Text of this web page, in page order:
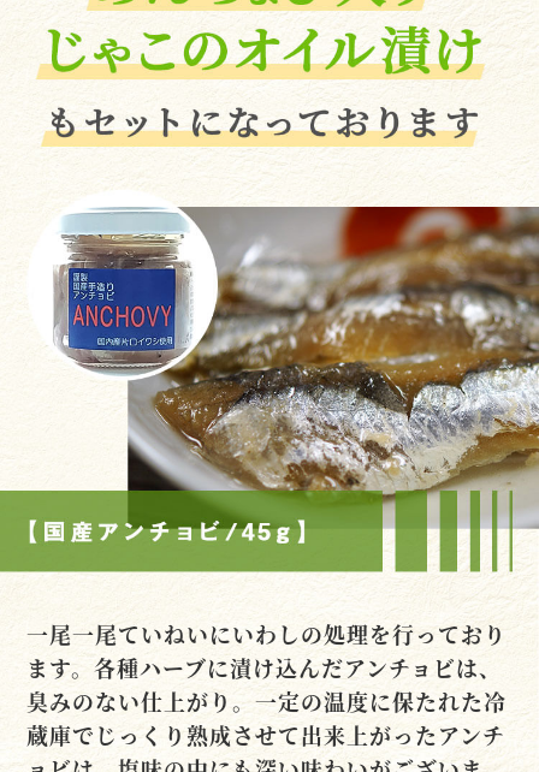
一尾一尾ていねいにいわしの処理を行っており
ます。各種ハーブに漬け込んだアンチョビは、
臭みのない仕上がり。一定の温度に保たれた冷
蔵庫でじっくり熟成させて出来上がったアンチ